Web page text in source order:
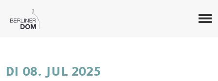
DI 08. JUL 2025